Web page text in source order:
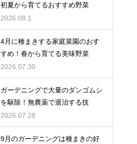
初夏から育てるおすすめ野菜
2026.08.1
4月に種まきする家庭菜園のおす
すめ！春から育てる美味野菜
2026.07.30
ガーデニングで大量のダンゴムシ
を駆除！無農薬で退治する技
2026.07.28
9月のガーデニングは種まきの好